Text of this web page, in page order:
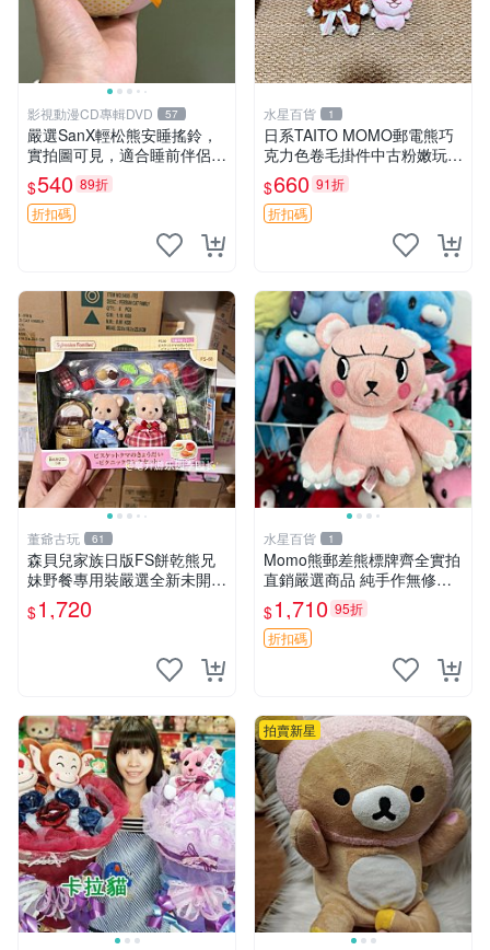
影視動漫CD專輯DVD 57
嚴選SanX輕松熊安睡搖鈴，
實拍圖可見，適合睡前伴侶，
Picks安撫好物 0325 懸吊 電
腦
$540 89折
折扣碼
水星百貨 1
日系TAITO MOMO郵電熊巧
克力色卷毛掛件中古粉嫩玩偶
微瑕推薦 postpet momo 郵
電熊 中古玩偶
$660 91折
折扣碼
董爺古玩 61
森貝兒家族日版FS餅乾熊兄
妹野餐專用裝嚴選全新未開
封，包含兩組大童款紙盒裝，
適合收藏與分享。 餅乾熊兄
$1,720
水星百貨 1
Momo熊郵差熊標牌齊全實拍
直銷嚴選商品 純手作無修圖
可收藏 郵差熊 Momo熊 標牌
商品
$1,710 95折
折扣碼
拍賣新星